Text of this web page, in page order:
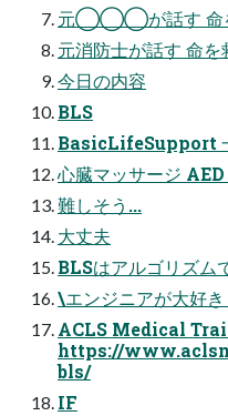
元◯◯◯が話す 命を
元消防士が話す 命を
今日の内容
BLS
BasicLifeSupport
心臓マッサージ
難しそう...
大丈夫
BLSはアルゴリズム
\エンジニアが大好
ACLS Medical
https://
bls/
IF